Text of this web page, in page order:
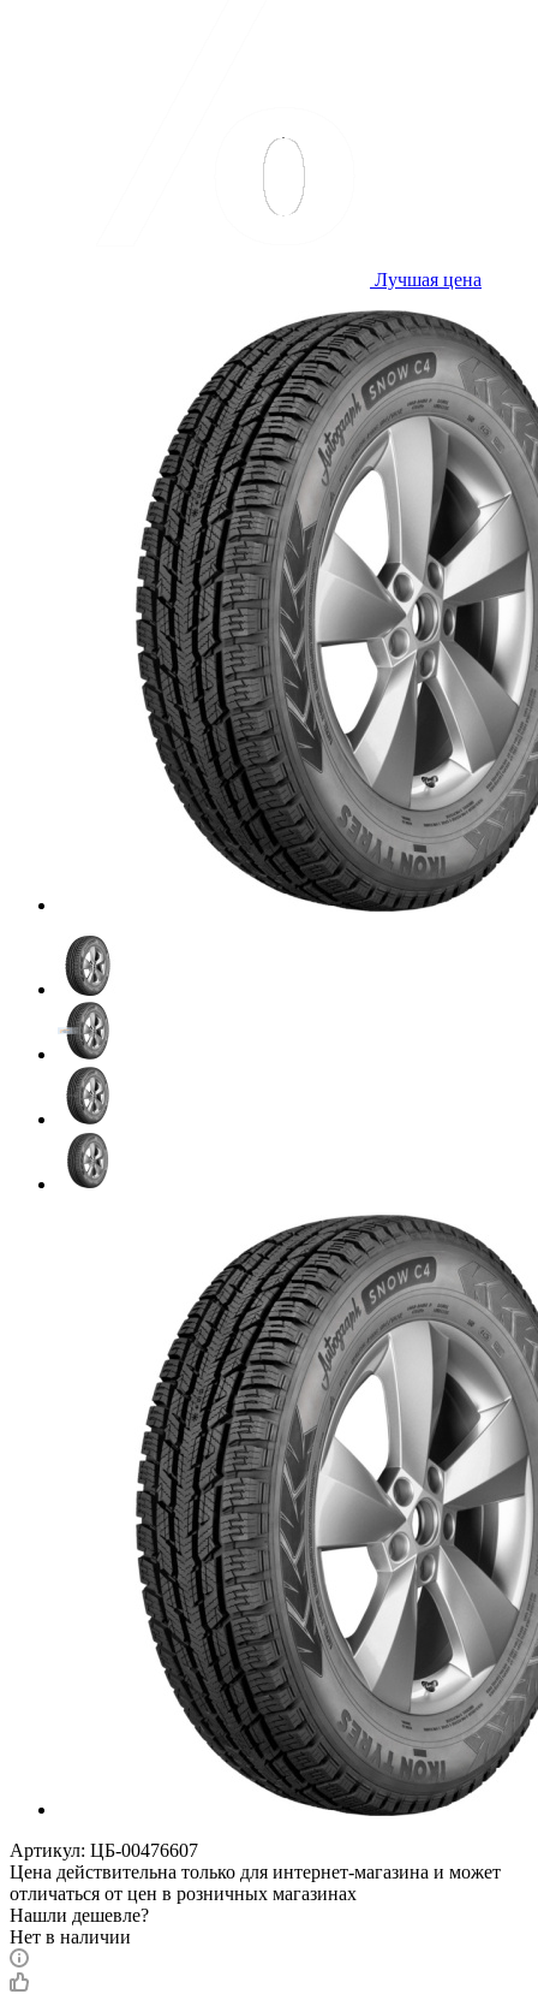
Лучшая цена
Артикул: ЦБ-00476607
Цена действительна только для интернет-магазина и может
отличаться от цен в розничных магазинах
Нашли дешевле?
Нет в наличии